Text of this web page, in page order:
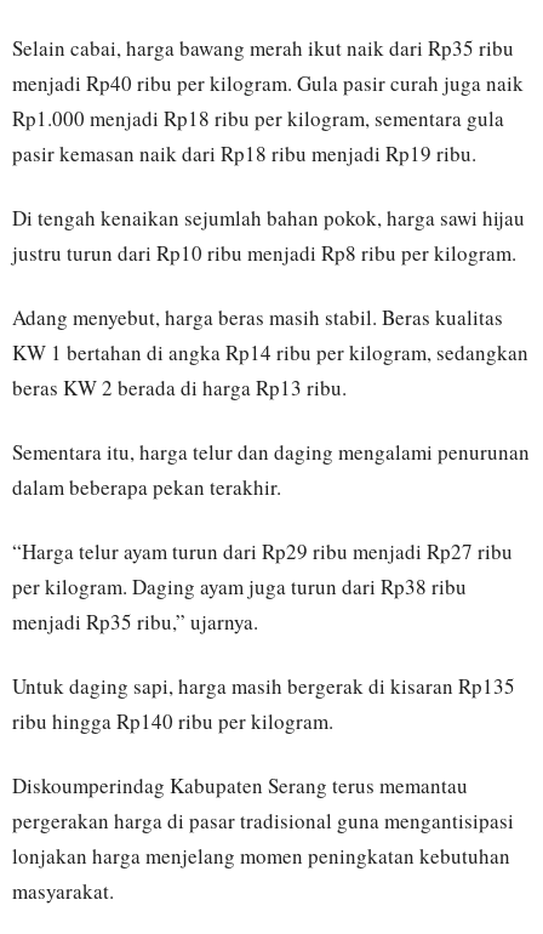
Selain cabai, harga bawang merah ikut naik dari Rp35 ribu
menjadi Rp40 ribu per kilogram. Gula pasir curah juga naik
Rp1.000 menjadi Rp18 ribu per kilogram, sementara gula
pasir kemasan naik dari Rp18 ribu menjadi Rp19 ribu.
Di tengah kenaikan sejumlah bahan pokok, harga sawi hijau
justru turun dari Rp10 ribu menjadi Rp8 ribu per kilogram.
Adang menyebut, harga beras masih stabil. Beras kualitas
KW 1 bertahan di angka Rp14 ribu per kilogram, sedangkan
beras KW 2 berada di harga Rp13 ribu.
Sementara itu, harga telur dan daging mengalami penurunan
dalam beberapa pekan terakhir.
“Harga telur ayam turun dari Rp29 ribu menjadi Rp27 ribu
per kilogram. Daging ayam juga turun dari Rp38 ribu
menjadi Rp35 ribu,” ujarnya.
Untuk daging sapi, harga masih bergerak di kisaran Rp135
ribu hingga Rp140 ribu per kilogram.
Diskoumperindag Kabupaten Serang terus memantau
pergerakan harga di pasar tradisional guna mengantisipasi
lonjakan harga menjelang momen peningkatan kebutuhan
masyarakat.